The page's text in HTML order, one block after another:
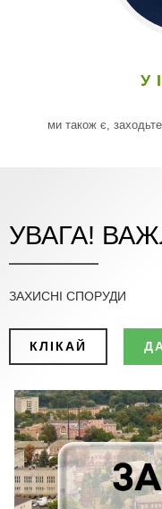
У
ми також є,
УВАГА!
ЗАХИСНІ СПОРУДИ
КЛІКАЙ